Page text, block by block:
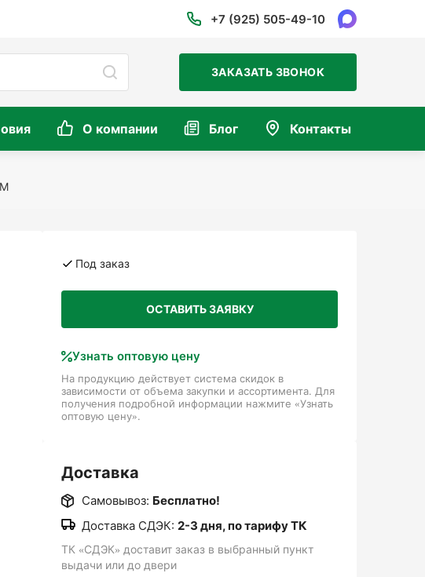
+7 (925) 505-49-10
ЗАКАЗАТЬ ЗВОНОК
О компании Блог Контакты
Под заказ
ОСТАВИТЬ ЗАЯВКУ
Узнать оптовую цену
На продукцию действует система скидок в
зависимости от объема закупки и ассортимента. Для
получения подробной информации нажмите «Узнать
оптовую цену».
Доставка
Самовывоз: Бесплатно!
Доставка СДЭК: 2-3 дня, по тарифу ТК
ТК «СДЭК» доставит заказ в выбранный пункт
выдачи или до двери